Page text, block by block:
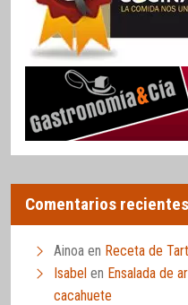
Comentarios recientes
Ainoa en Receta de
Isabel en Ensalada de
cacahuete